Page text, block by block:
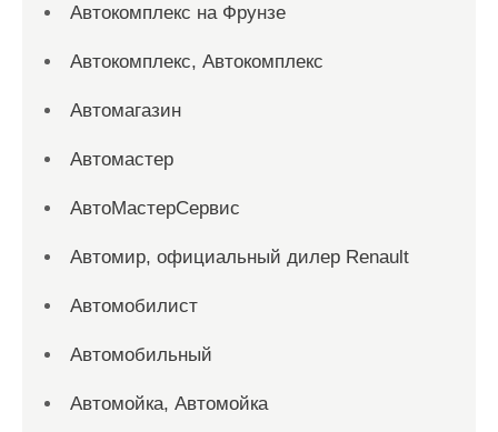
Автокомплекс на Фрунзе
Автокомплекс, Автокомплекс
Автомагазин
Автомастер
АвтоМастерСервис
Автомир, официальный дилер Renault
Автомобилист
Автомобильный
Автомойка, Автомойка